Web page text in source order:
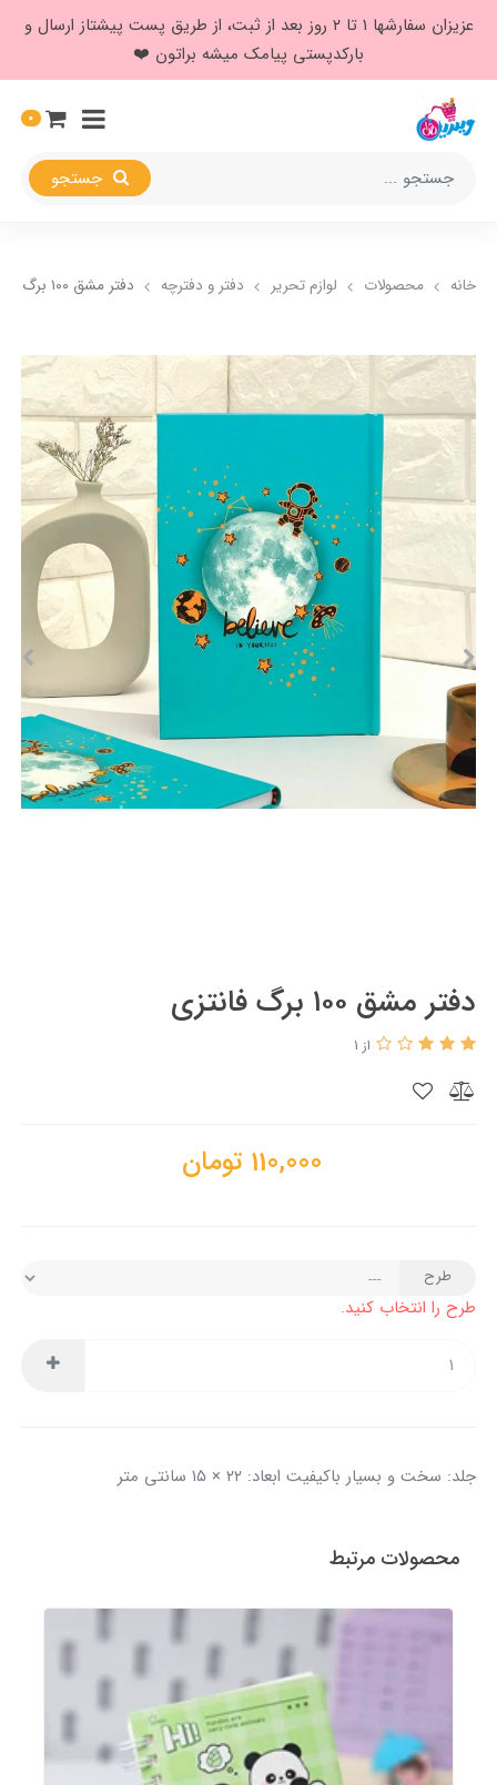
عزیزان سفارشها ۱ تا ۲ روز بعد از ثبت، از طریق پست پیشتاز ارسال و
بارکدپستی پیامک میشه براتون ❤️
0
خانه محصولات لوازم تحریر دفتر و دفترچه دفتر مشق ۱۰۰ برگ فانتزی
دفتر مشق ۱۰۰ برگ فانتزی
از 1
110,000 تومان
طرح
طرح را انتخاب کنید.
جلد: سخت و بسیار باکیفیت ابعاد: ۲۲ × ۱۵ سانتی متر
محصولات مرتبط